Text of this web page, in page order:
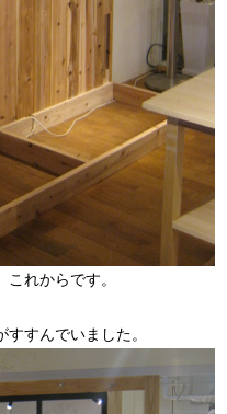
れからです。
すんでいました。